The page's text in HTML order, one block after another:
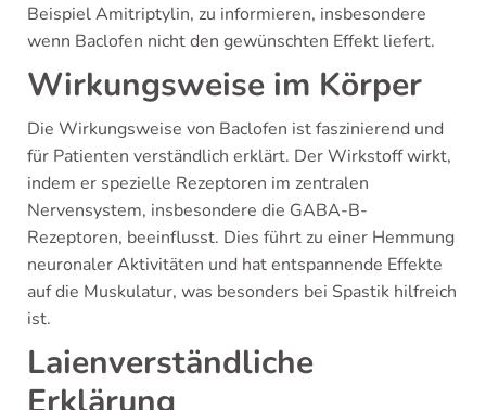
Beispiel Amitriptylin, zu informieren, insbesondere
wenn Baclofen nicht den gewünschten Effekt liefert.
Wirkungsweise im Körper
Die Wirkungsweise von Baclofen ist faszinierend und
für Patienten verständlich erklärt. Der Wirkstoff wirkt,
indem er spezielle Rezeptoren im zentralen
Nervensystem, insbesondere die GABA-B-
Rezeptoren, beeinflusst. Dies führt zu einer Hemmung
neuronaler Aktivitäten und hat entspannende Effekte
auf die Muskulatur, was besonders bei Spastik hilfreich
ist.
Laienverständliche